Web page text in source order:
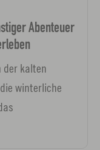
Abenteuer
der kalten
winterliche